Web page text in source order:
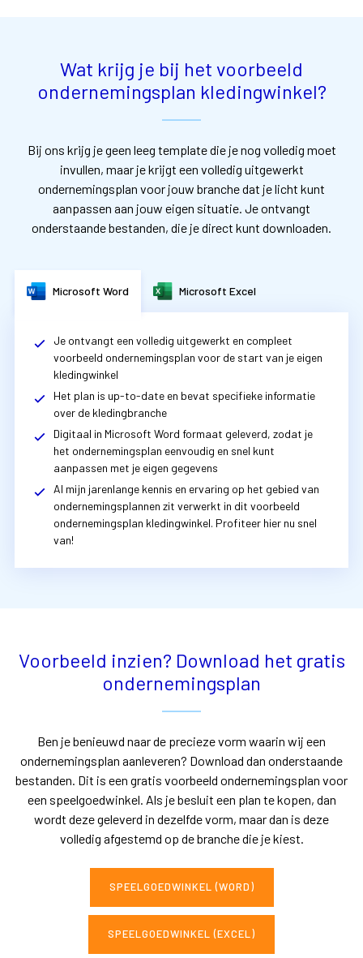
Wat krijg je bij het voorbeeld
ondernemingsplan kledingwinkel?
Bij ons krijg je geen leeg template die je nog volledig moet
invullen, maar je krijgt een volledig uitgewerkt
ondernemingsplan voor jouw branche dat je licht kunt
aanpassen aan jouw eigen situatie. Je ontvangt
onderstaande bestanden, die je direct kunt downloaden.
Microsoft Word Microsoft Excel
Je ontvangt een volledig uitgewerkt en compleet
voorbeeld ondernemingsplan voor de start van je eigen
kledingwinkel
Het plan is up-to-date en bevat specifieke informatie
over de kledingbranche
Digitaal in Microsoft Word formaat geleverd, zodat je
het ondernemingsplan eenvoudig en snel kunt
aanpassen met je eigen gegevens
Al mijn jarenlange kennis en ervaring op het gebied van
ondernemingsplannen zit verwerkt in dit voorbeeld
ondernemingsplan kledingwinkel. Profiteer hier nu snel
van!
Voorbeeld inzien? Download het gratis
ondernemingsplan
Ben je benieuwd naar de precieze vorm waarin wij een
ondernemingsplan aanleveren? Download dan onderstaande
bestanden. Dit is een gratis voorbeeld ondernemingsplan voor
een speelgoedwinkel. Als je besluit een plan te kopen, dan
wordt deze geleverd in dezelfde vorm, maar dan is deze
volledig afgestemd op de branche die je kiest.
SPEELGOEDWINKEL (WORD)
SPEELGOEDWINKEL (EXCEL)